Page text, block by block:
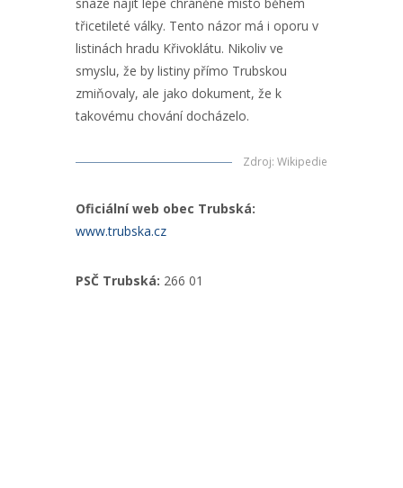
třicetileté války. Tento názor má i oporu v
listinách hradu Křivoklátu. Nikoliv ve
smyslu, že by listiny přímo Trubskou
zmiňovaly, ale jako dokument, že k
takovému chování docházelo.
Zdroj: Wikipedie
Oficiální web obec Trubská:
www.trubska.cz
PSČ Trubská: 266 01